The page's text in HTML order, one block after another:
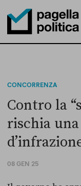
Pagella Politica Logo
CONCORRENZA
Contro la
rischia
08 GEN 25